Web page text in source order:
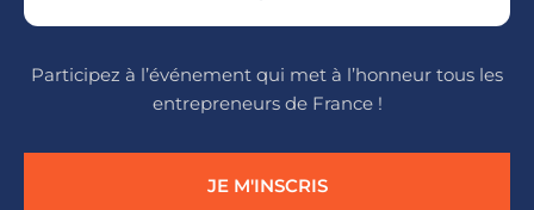
Participez à l’événement qui met à l’honneur tous les
entrepreneurs de France !
JE M'INSCRIS